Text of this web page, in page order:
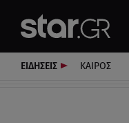
ΕΙΔΗΣΕΙΣ ΚΑΙΡΟΣ